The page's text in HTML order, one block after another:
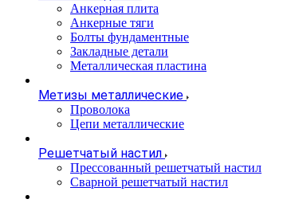
Анкерная плита
Анкерные тяги
Болты фундаментные
Закладные детали
Металлическая пластина
Метизы металлические
Проволока
Цепи металлические
Решетчатый настил
Прессованный решетчатый настил
Сварной решетчатый настил